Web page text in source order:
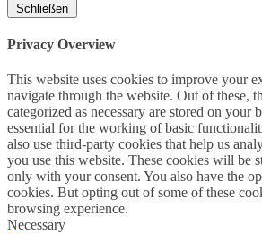
Schließen
Privacy Overview
This website uses cookies to improve your
navigate through the website. Out of these,
categorized as necessary are stored on your
essential for the working of basic
also use third-party cookies that help us
you use this website. These cookies will be
only with your consent. You also have the
cookies. But opting out of some of these
browsing experience.
Necessary